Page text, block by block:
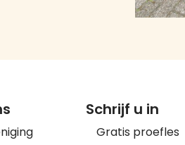
Schrijf u in
Gratis proefles